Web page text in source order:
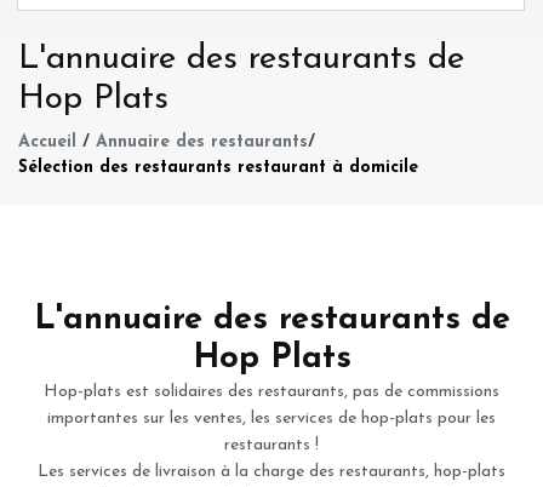
L'annuaire des restaurants de
Hop Plats
Accueil / Annuaire des restaurants/
Sélection des restaurants restaurant à domicile
L'annuaire des restaurants de
Hop Plats
Hop-plats est solidaires des restaurants, pas de commissions
importantes sur les ventes, les services de hop-plats pour les
restaurants !
Les services de livraison à la charge des restaurants, hop-plats